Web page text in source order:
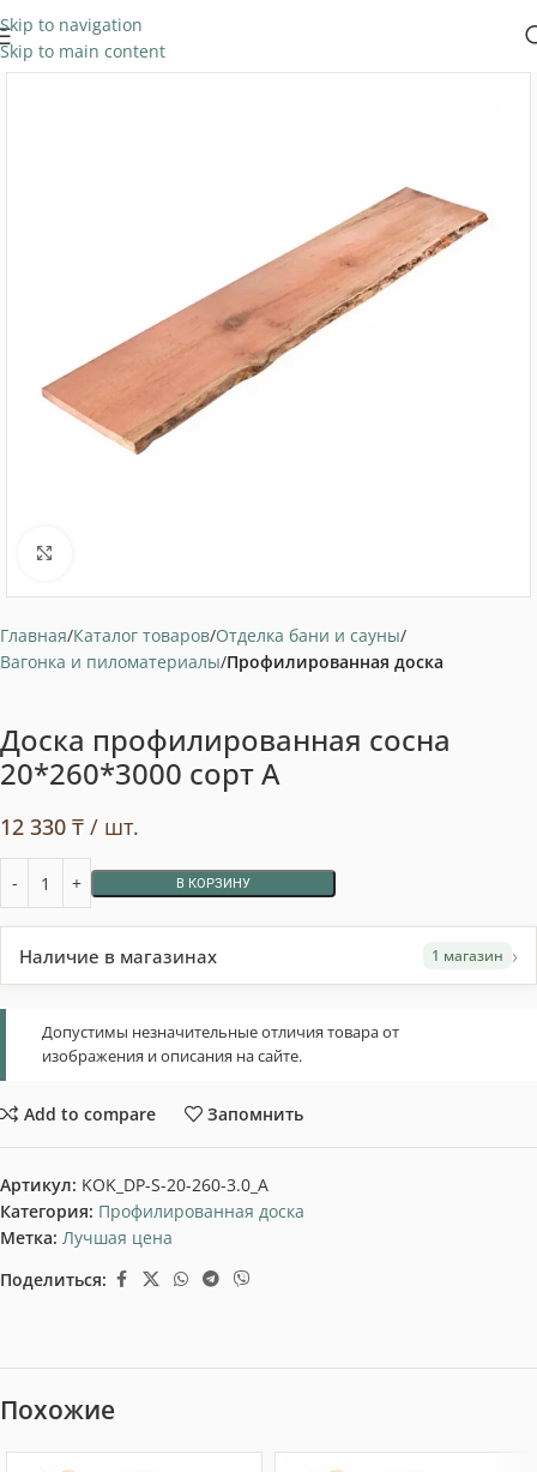
Skip to navigation
Skip to main content
Главная Каталог товаров Отделка бани и сауны
Вагонка и пиломатериалы Профилированная доска
Доска профилированная сосна
20*260*3000 сорт А
12 330 ₸ / шт.
В КОРЗИНУ
Наличие в магазинах 1 магазин ›
Допустимы незначительные отличия товара от
изображения и описания на сайте.
Add to compare Запомнить
Артикул: KOK_DP-S-20-260-3.0_A
Категория: Профилированная доска
Метка: Лучшая цена
Поделиться:
Похожие